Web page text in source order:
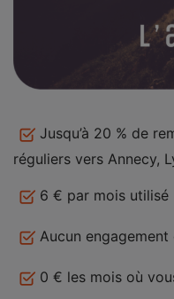
Jusqu’à 20 % de
réguliers vers Annecy,
6 € par mois utilisé
Aucun engagement
0 € les mois où